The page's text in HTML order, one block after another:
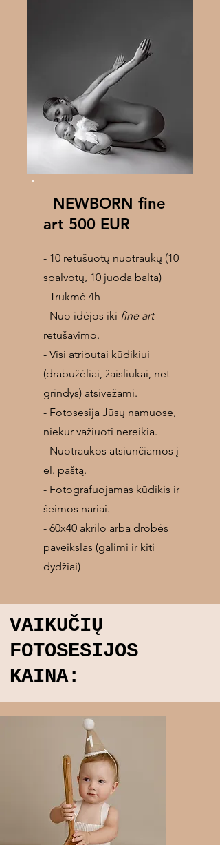
NEWBORN fine
art 500 EUR
- 10 retušuotų nuotraukų (10
spalvotų, 10 juoda balta)
- Trukmė 4h
- Nuo idėjos iki fine art
retušavimo.
- Visi atributai kūdikiui
(drabužėliai, žaisliukai, net
grindys) atsivežami.
- Fotosesija Jūsų namuose,
niekur važiuoti nereikia.
- Nuotraukos atsiunčiamos į
el. paštą.
- Fotografuojamas kūdikis ir
šeimos nariai.
- 60x40 akrilo arba drobės
paveikslas (galimi ir kiti
dydžiai)
VAIKUČIŲ
FOTOSESIJOS
KAINA: